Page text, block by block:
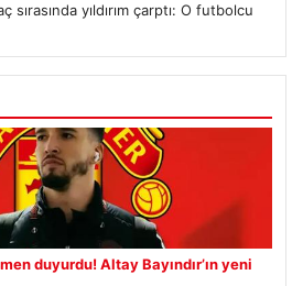
yıldırım çarptı: O futbolcu
duyurdu! Altay Bayındır’ın yeni